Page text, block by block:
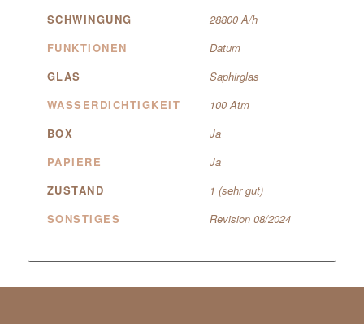
SCHWINGUNG
28800 A/h
FUNKTIONEN
Datum
GLAS
Saphirglas
WASSERDICHTIGKEIT
100 Atm
BOX
Ja
PAPIERE
Ja
ZUSTAND
1 (sehr gut)
SONSTIGES
Revision 08/2024